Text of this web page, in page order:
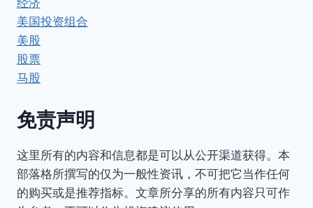
美国投资组合
美股
股票
马股
免责声明
这里所有的内容和信息都是可以从公开渠道获得。本
部落格所撰写的仅为一般性资讯，不可把它当作任何
的购买或是推荐指标。文章所分享的所有内容只可作